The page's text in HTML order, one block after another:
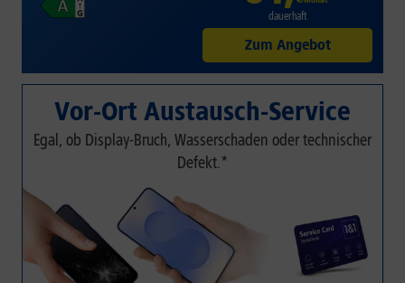
dauerhaft
Zum Angebot
Vor-Ort Austausch-Service
Egal, ob Display-Bruch, Wasserschaden oder technischer
Defekt.*